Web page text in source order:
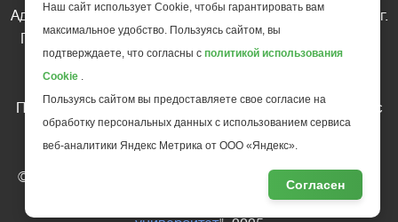
Адрес редакции: 185035 Россия, Республика Карелия, г.
Петрозаводск, ул. Фридриха Энгельса д.10, офис 211
Телефон редакции: +7 (499) 685-10-45
Перепечатка материалов газеты допускается только c
письменного разрешения редакции
Ссылка на «Газету педагогов» обязательна.
© АНО ДПО "Инновационный образовательный центр
повышения квалификации и переподготовки "Мой
Наш сайт использует Cookie, чтобы гарантировать вам
максимальное удобство. Пользуясь сайтом, вы
подтверждаете, что согласны с политикой использования
Cookie .
Пользуясь сайтом вы предоставляете свое согласие на
обработку персональных данных с использованием сервиса
веб-аналитики Яндекс Метрика от ООО «Яндекс».
Согласен